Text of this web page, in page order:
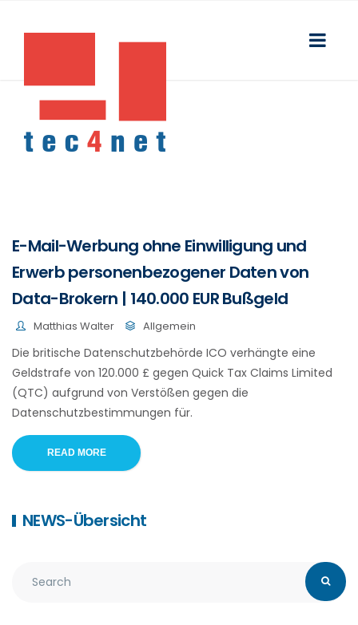
E-Mail-Werbung ohne Einwilligung und
Erwerb personenbezogener Daten von
Data-Brokern | 140.000 EUR Bußgeld
Matthias Walter Allgemein
Die britische Datenschutzbehörde ICO verhängte eine
Geldstrafe von 120.000 £ gegen Quick Tax Claims Limited
(QTC) aufgrund von Verstößen gegen die
Datenschutzbestimmungen für.
READ MORE
NEWS-Übersicht